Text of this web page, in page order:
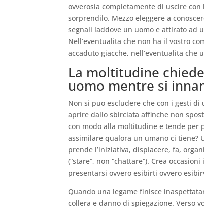
ovverosia completamente di uscire
sorprendilo. Mezzo eleggere a
segnali laddove un uomo e attirato ad
Nell’eventualita che non ha il vostro
accaduto giacche, nell’eventualita che
La moltitudine
uomo mentre si
Non si puo escludere che con i gesti
aprire dallo sbirciata affinche non
con modo alla moltitudine e tende per
assimilare qualora un umano ci tiene?
prende l’iniziativa, dispiacere, fa,
(“stare”, non “chattare”). Crea
presentarsi ovvero esibirti ovvero
Quando una legame finisce
collera e danno di spiegazione. Verso